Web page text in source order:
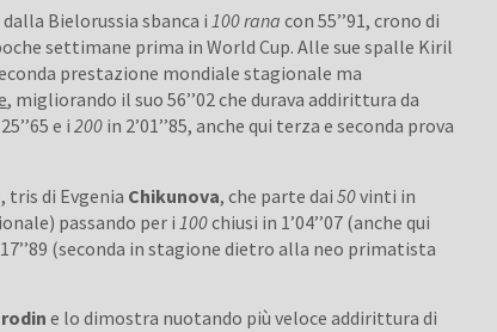
dalla Bielorussia sbanca i100 rana con 55’’91, crono di
settimane prima in World Cup. Alle sue spalle Kiril
prestazione mondiale stagionale ma
, migliorando il suo 56’’02 che durava addirittura da
e i200 in 2’01’’85, anche qui terza e seconda prova
tris di Evgenia Chikunova, che parte dai50vinti in
passando per i 100chiusi in 1’04’’07 (anche qui
(seconda in stagione dietro alla neo primatista
e lo dimostra nuotando più veloce addirittura di